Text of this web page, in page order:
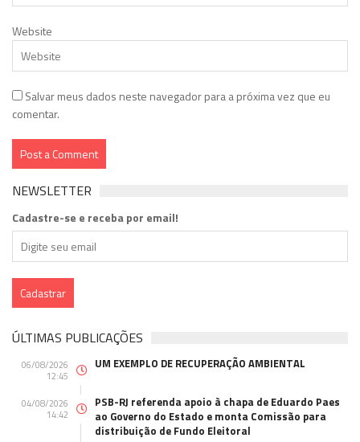
Website
Salvar meus dados neste navegador para a próxima vez que eu
comentar.
NEWSLETTER
Cadastre-se e receba por email!
ÚLTIMAS PUBLICAÇÕES
06/08/2026
12:45
UM EXEMPLO DE RECUPERAÇÃO AMBIENTAL
04/08/2026
14:42
PSB-RJ referenda apoio à chapa de Eduardo Paes
ao Governo do Estado e monta Comissão para
distribuição de Fundo Eleitoral